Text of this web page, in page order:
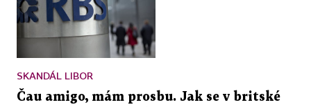
SKANDÁL LIBOR
Čau amigo, mám prosbu. Jak se v britské